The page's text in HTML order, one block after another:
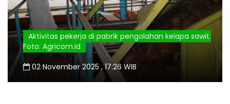
Aktivitas pekerja di pabrik pengolahan kelapa sawit.
Foto: Agricom.id
02 November 2025 , 17:26 WIB